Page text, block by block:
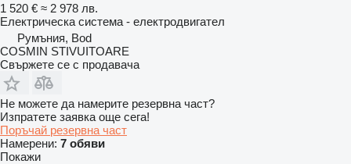
1 520 € ≈ 2 978 лв.
Електрическа система - електродвигател
Румъния, Bod
COSMIN STIVUITOARE
Свържете се с продавача
Не можете да намерите резервна част?
Изпратете заявка още сега!
Поръчай резервна част
Намерени: 7 обяви
Покажи